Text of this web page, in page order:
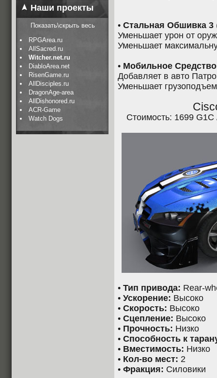
Наши проекты
Показать\скрыть весь
RPGArea.ru
AllSacred.ru
Witcher.net.ru
DiabloArea.net
RisenGame.ru
AllDisciples.ru
DragonAge-area
AllDishonored.ru
ACR-Game
Watch Dogs
• Стальная Обшивка 3
Уменьшает урон от
Уменьшает
• Мобильное
Добавляет в авто
Уменьшает
Стоимость: 1699
• Тип привода: Rear-
• Ускорение: Высоко
• Скорость: Высоко
• Сцепление: Высоко
• Прочность: Низко
• Способность к
• Вместимость: Низко
• Кол-во мест: 2
• Фракция: Силовики